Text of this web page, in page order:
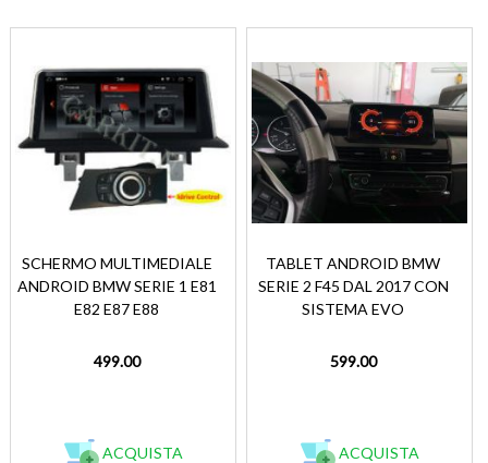
SCHERMO MULTIMEDIALE
ANDROID BMW SERIE 1 E81
E82 E87 E88
499.00
ACQUISTA
TABLET ANDROID BMW
SERIE 2 F45 DAL 2017 CON
SISTEMA EVO
599.00
ACQUISTA